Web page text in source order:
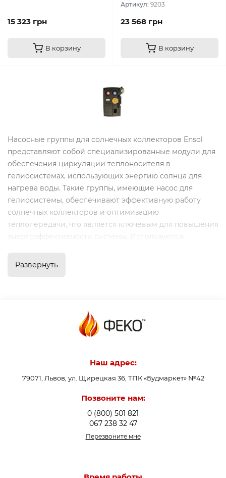
15 323 грн
В корзину
Артикул: 9203
23 568 грн
В корзину
Насосные группы для солнечных коллекторов Ensol
представляют собой специализированные модули для
обеспечения циркуляции теплоносителя в
гелиосистемах, использующих энергию солнца для
нагрева воды. Такие группы, имеющие насос для
гелиосистемы, обеспечивают эффективную работу
солнечных коллекторов и оптимизацию
теплопередачи, что является ключевым для повышения
энергоэффективности системы. Используются
водоснабжения, систем отопления (например, для
Главные функции насосных
групп для солнечных
коллекторов
Функционирование насосных групп для солнечных
эффективной работыгелиосистемы . Они выполняют
ключевую роль в превращении энергии солнца в
Развернуть
Наш адрес:
79071, Львов, ул. Щирецкая 36, ТПК «Будмаркет» №42
Позвоните нам:
0 (800) 501 821
067 238 32 47
Перезвоните мне